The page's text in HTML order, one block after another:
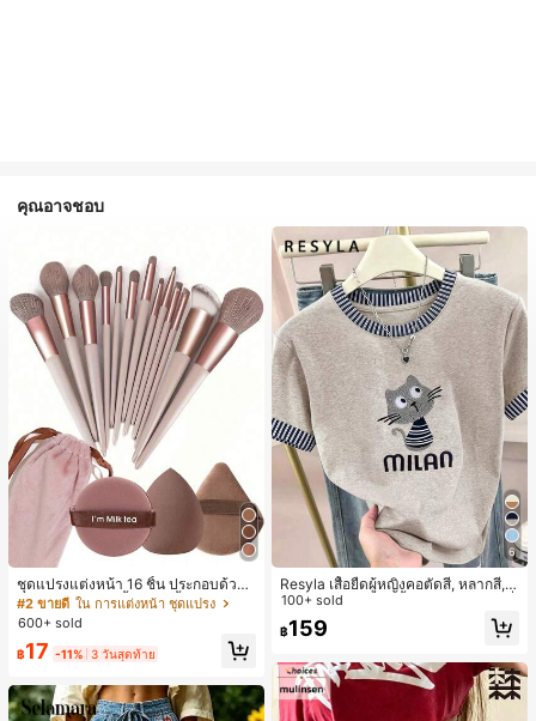
คุณอาจชอบ
ชุดแปรงแต่งหน้า 16 ชิ้น ประกอบด้วยแ
ปรงแต่งหน้า 13 ชิ้น, ฟองน้ำแต่งหน้ารู
ปหยดน้ำ 1 ชิ้น, แปรงแป้งรองพื้นกลม 1
1 ชิ้น - ชุดคลาสสิก ทำจากขนสังเคราะ
หญิงและเด็กผู้หญิง เหมาะสำหรับฤดูใบ
ไม้ร่วงและฤดูหนาว
#2 ขายดี ใน การแต่งหน้า ชุดแปรง
600+ sold
฿17 -11% 3 วันสุดท้าย
6
Resyla เสื้อยืดผู้หญิงคอตัดสี, หลากสี, ล
ายพิมพ์แมวน่ารัก, เสื้อสำหรับออกไปเที่
ยวฤดูร้อน, ดีไซน์กราฟิก, ความรู้สึกพรีเ
มียม, ลำลองอเนกประสงค์, สวมใส่ประ
เสื้อผ้ากลางแจ้ง
100+ sold
฿159